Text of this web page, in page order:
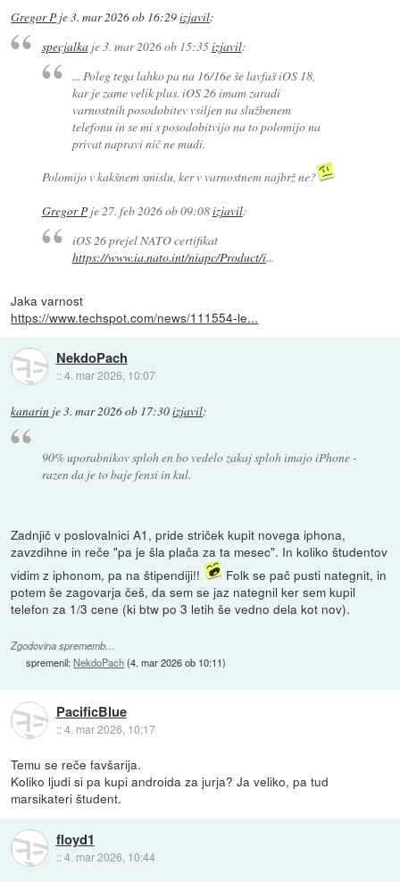
Gregor P je3. mar 2026 ob 16:29izjavil:
specjalkaje3. mar 2026 ob 15:35izjavil:
... Poleg tega lahko pa na 16/16e še lavfaš iOS 18,
kar je zame velik plus. iOS 26 imam zaradi
varnostnih posodobitev vsiljen na službenem
telefonu in se mi s posodobitvijo na to polomijo na
privat napravi nič ne mudi.
Polomijo v kakšnem smislu, ker v varnostnem najbrž ne?
Gregor Pje27. feb 2026 ob 09:08izjavil:
iOS 26 prejel NATO certifikat
https://www.ia.nato.int/niapc/Product/i...
Jaka varnost
https://www.techspot.com/news/111554-le...
NekdoPach
::4. mar 2026, 10:07
kanarin je3. mar 2026 ob 17:30izjavil:
90% uporabnikov sploh en bo vedelo zakaj sploh imajo iPhone -
razen da je to baje fensi in kul.
Zadnjič v poslovalnici A1, pride striček kupit novega iphona,
zavzdihne in reče "pa je šla plača za ta mesec". In koliko študentov
vidim z iphonom, pa na štipendiji!!
Folk se pač pusti nategnit, in
potem še zagovarja češ, da sem se jaz nategnil ker sem kupil
telefon za 1/3 cene (ki btw po 3 letih še vedno dela kot nov).
Zgodovina sprememb…
spremenil:NekdoPach(4. mar 2026 ob 10:11)
PacificBlue
::4. mar 2026, 10:17
Temu se reče favšarija.
Koliko ljudi si pa kupi androida za jurja? Ja veliko, pa tud
marsikateri študent.
floyd1
::4. mar 2026, 10:44